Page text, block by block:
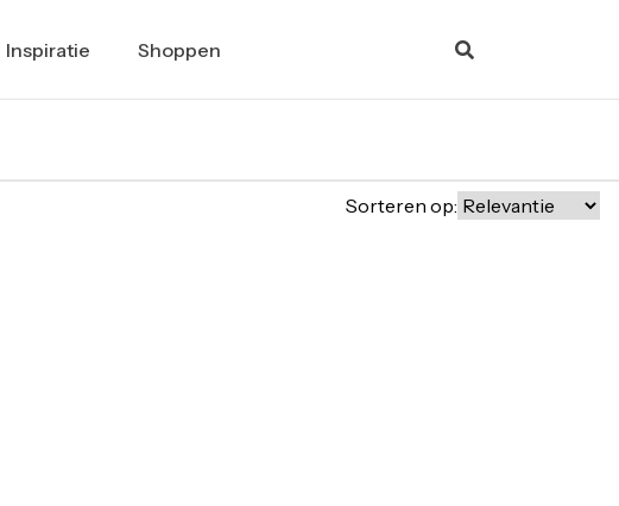
Inspiratie Shoppen
Sorteren op: